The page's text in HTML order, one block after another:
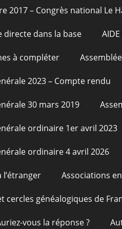
2017 – Congrès national Le
directe dans la base
à compléter
2023 – Compte rendu
30 mars 2019
ordinaire 1er avril 2023
ordinaire 4 avril 2026
l’étranger Associations
cercles généalogiques de
vous la réponse ?